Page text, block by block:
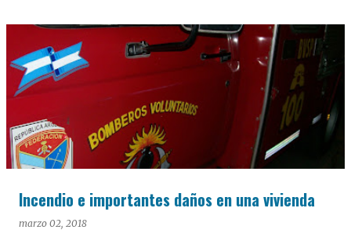
Incendio e importantes daños en una vivienda
marzo 02, 2018